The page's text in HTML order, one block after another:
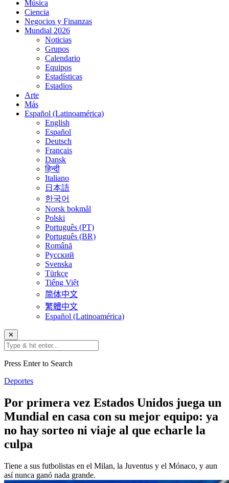
Música
Ciencia
Negocios y Finanzas
Mundial 2026
Noticias
Grupos
Calendario
Equipos
Estadísticas
Estadios
Arte
Más
Español (Latinoamérica)
English
Español
Deutsch
Français
Dansk
हिन्दी
Italiano
日本語
한국어
Norsk bokmål
Polski
Português (PT)
Português (BR)
Română
Русский
Svenska
Türkçe
Tiếng Việt
简体中文
繁體中文
Español (Latinoamérica)
✕
Press Enter to Search
Deportes
Por primera vez Estados Unidos juega un
Mundial en casa con su mejor equipo: ya
no hay sorteo ni viaje al que echarle la
culpa
Tiene a sus futbolistas en el Milan, la Juventus y el Mónaco, y aun
así nunca ganó nada grande.